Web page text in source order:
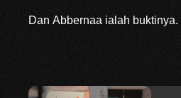
Dan Abbernaa ialah buktinya.